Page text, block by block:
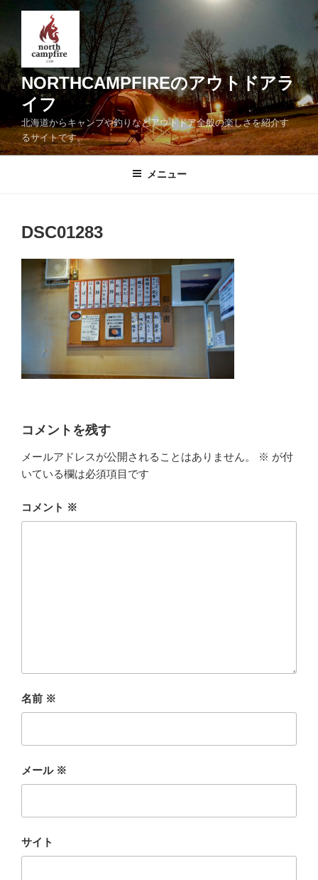
ン
ツ
へ
キ
ッ
NORTHCAMPFIREのアウトドアラ
イフ
北海道からキャンプや釣りなどアウトドア全般の楽しさを紹介す
るサイトです。
メニュー
DSC01283
コメントを残す
メールアドレスが公開されることはありません。 ※ が付
いている欄は必須項目です
コメント ※
名前 ※
メール ※
サイト